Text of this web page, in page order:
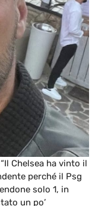
Chelsea ha vinto il
perché il Psg
solo 1, in
un po’